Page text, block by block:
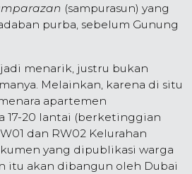
(sampurasun) yang
purba, sebelum Gunung
menarik, justru bukan
Melainkan, karena di situ
apartemen
17-20 lantai (berketinggian
dan RW02 Kelurahan
yang dipublikasi warga
itu akan dibangun oleh Dubai